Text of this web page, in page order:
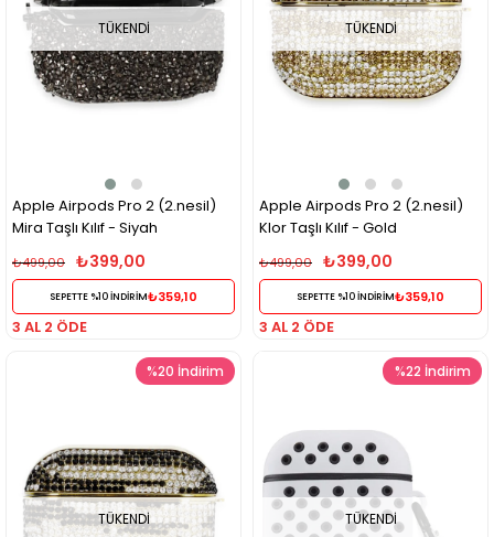
TÜKENDI
Apple Airpods Pro 2 (2.nesil)
Mira Taşlı Kılıf - Siyah
₺399,00
₺499,00
SEPETTE %10 İNDİRİM₺359,10
3 AL 2 ÖDE
TÜKENDI
Apple Airpods Pro 2 (2.nesil)
Klor Taşlı Kılıf - Gold
₺399,00
₺499,00
SEPETTE %10 İNDİRİM₺359,10
3 AL 2 ÖDE
TÜKENDI
%20 İndirim
TÜKENDI
%22 İndirim